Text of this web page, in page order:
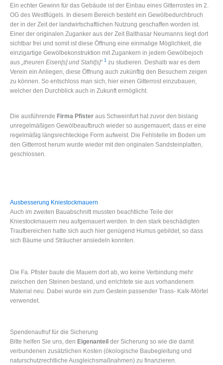
Ein echter Gewinn für das Gebäude ist der Einbau eines Gitterrostes im 2.
OG des Westflügels. In diesem Bereich besteht ein Gewölbedurchbruch
der in der Zeit der landwirtschaftlichen Nutzung geschaffen worden ist.
Einer der originalen Zuganker aus der Zeit Balthasar Neumanns liegt dort
sichtbar frei und somit ist diese Öffnung eine einmalige Möglichkeit, die
einzigartige Gewölbekonstruktion mit Zugankern in jedem Gewölbejoch
aus „theuren Eisen[s] und Stahl[s]“ 1 zu studieren. Deshalb war es dem
Verein ein Anliegen, diese Öffnung auch zukünftig den Besuchern zeigen
zu können. So entschloss man sich, hier einen Gitterrost einzubauen,
welcher den Durchblick auch in Zukunft ermöglicht.
Die ausführende Firma Pfister aus Schweinfurt hat zuvor den bislang
unregelmäßigen Gewölbeaufbruch wieder so ausgemauert, dass er eine
regelmäßig längsrechteckige Form aufweist. Die Fehlstelle im Boden um
den Gitterrost herum wurde wieder mit den originalen Sandsteinplatten,
geschlossen.
Ausbesserung Kniestockmauern
Auch im zweiten Bauabschnitt mussten beachtliche Teile der
Kniestockmauern neu aufgemauert werden. In den stark beschädigten
Traufbereichen hatte sich auch hier genügend Humus gebildet, so dass
sich Bäume und Sträucher ansiedeln konnten.
Die Fa. Pfister baute die Mauern dort ab, wo keine Verbindung mehr
zwischen den Steinen bestand, und errichtete sie aus vorhandenem
Material neu. Dabei wurde ein zum Gestein passender Trass- Kalk-Mörtel
verwendet.
Spendenaufruf für die Sicherung
Bitte helfen Sie uns, den Eigenanteil der Sicherung so wie die damit
verbundenen zusätzlichen Kosten (ökologische Baubegleitung und
naturschutzrechtliche Ausgleichsmaßnahmen) zu finanzieren.